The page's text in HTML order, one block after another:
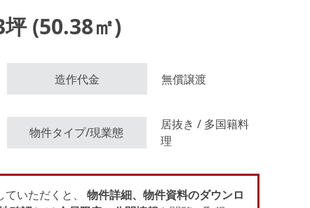
(50.38㎡)
造作代金 無償譲渡
物件タイプ/現業態
居抜き / 多国籍料
理
ていただくと、物件詳細、物件資料のダウンロ